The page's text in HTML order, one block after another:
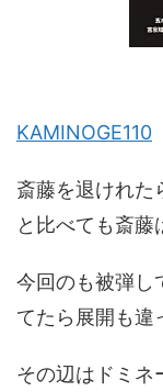
KAMINOGE110
斎藤を退けれた
と比べても斎藤
今回のも被弾し
てたら展開も違
その辺はドミネ